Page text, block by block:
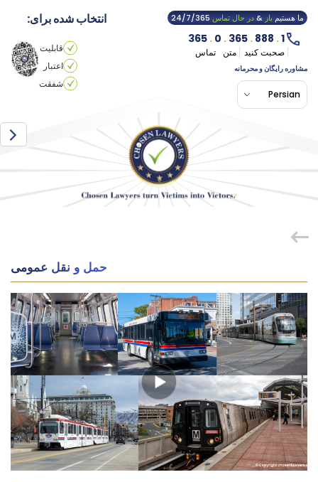
انتخاب شده برای:
قابلیت
اعتبار
شفقت
ما هستیمباز&در حال تماس24/7/365
1
.
.
.
.
صحبت کنید متن
تماس
مشاوره رایگان و محرمانه
Persian
حمل و نقل عمومی